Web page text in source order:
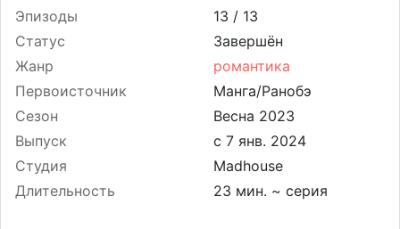
Эпизоды
13 / 13
Статус
Завершён
Жанр
романтика
Первоисточник
Манга/Ранобэ
Сезон
Весна 2023
Выпуск
Студия
Madhouse
Длительность
23 мин. ~ серия